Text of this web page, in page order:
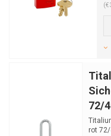
72/
rot